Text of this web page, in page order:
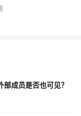
成员是否也可见？